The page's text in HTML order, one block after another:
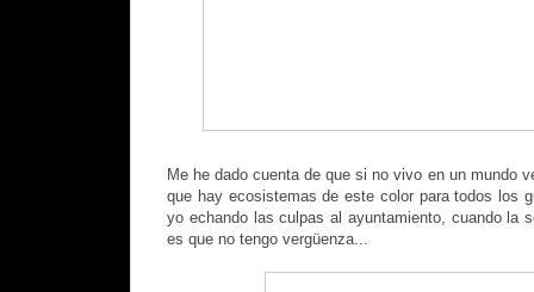
Me he dado cuenta de que si no vivo en un mundo
que hay ecosistemas de este color para todos los
yo echando las culpas al ayuntamiento, cuando la
es que no tengo vergüenza...